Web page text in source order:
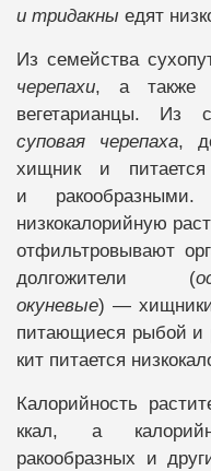
и тридакны едят
Из семейства
черепахи, а также
вегетарианцы. Из
суповая черепаха,
хищник и
и
низкокалорийную
отфильтровывают
долгожители (
окуневые) —
питающиеся рыбой и
кит питается
Калорийность
ккал, а
ракообразных и